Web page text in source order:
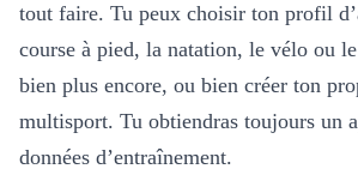
tout faire. Tu peux choisir ton profil
course à pied, la natation, le vélo ou
bien plus encore, ou bien créer ton
multisport. Tu obtiendras toujours un
données d’entraînement.